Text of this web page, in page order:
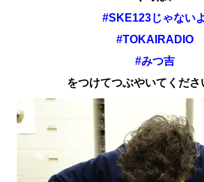
#SKE123じゃないよ
#TOKAIRADIO
#みつ吉
をつけてつぶやいてくださ